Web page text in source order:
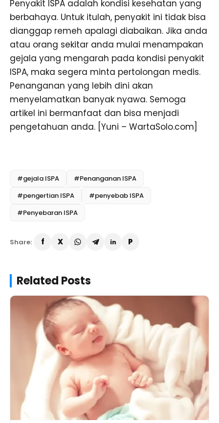
Penyakit ISPA adalah kondisi kesehatan yang
berbahaya. Untuk itulah, penyakit ini tidak bisa
dianggap remeh apalagi diabaikan. Jika anda
atau orang sekitar anda mulai menampakan
gejala yang mengarah pada kondisi penyakit
ISPA, maka segera minta pertolongan medis.
Penanganan yang lebih dini akan
menyelamatkan banyak nyawa. Semoga
artikel ini bermanfaat dan bisa menjadi
pengetahuan anda. [Yuni – WartaSolo.com]
#gejala ISPA
#Penanganan ISPA
#pengertian ISPA
#penyebab ISPA
#Penyebaran ISPA
Share:
Related Posts